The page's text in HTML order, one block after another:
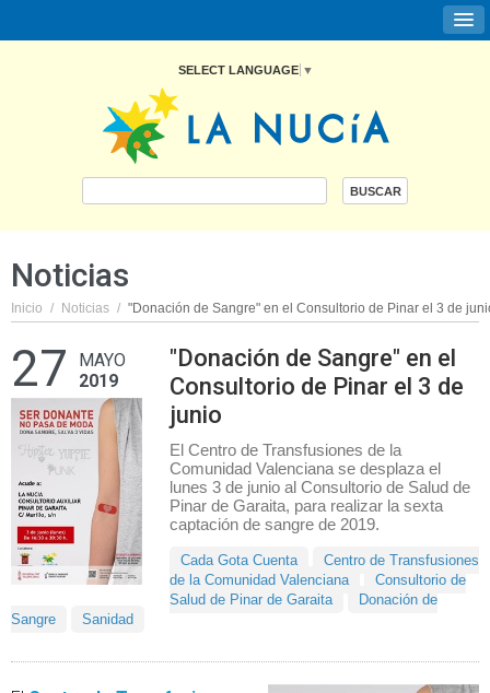
SELECT LANGUAGE ▼
Noticias
Inicio / Noticias / "Donación de Sangre" en el Consultorio de Pinar el 3 de
27
MAYO
2019
"Donación de Sangre" en el
Consultorio de Pinar el 3 de
junio
El Centro de Transfusiones de la
Comunidad Valenciana se desplaza el
lunes 3 de junio al Consultorio de Salud de
Pinar de Garaita, para realizar la sexta
captación de sangre de 2019.
Cada Gota Cuenta
Centro de Transfusiones
de la Comunidad Valenciana
Consultorio de
Salud de Pinar de Garaita
Donación de
Sangre
Sanidad